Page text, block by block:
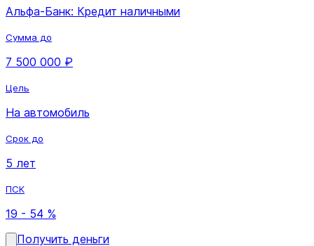
Альфа-Банк: Кредит наличными
Сумма до
7 500 000 ₽
Цель
На автомобиль
Срок до
5 лет
ПСК
19 - 54 %
Получить деньги